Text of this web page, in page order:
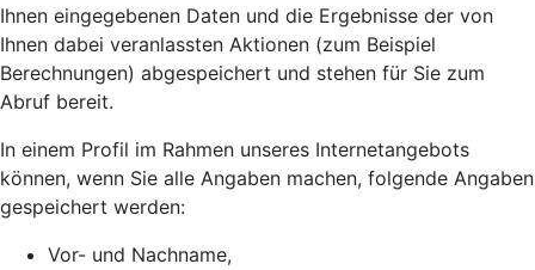
Ihnen eingegebenen Daten und die Ergebnisse der von
Ihnen dabei veranlassten Aktionen (zum Beispiel
Berechnungen) abgespeichert und stehen für Sie zum
Abruf bereit.
In einem Profil im Rahmen unseres Internetangebots
können, wenn Sie alle Angaben machen, folgende Angaben
gespeichert werden:
Vor- und Nachname,